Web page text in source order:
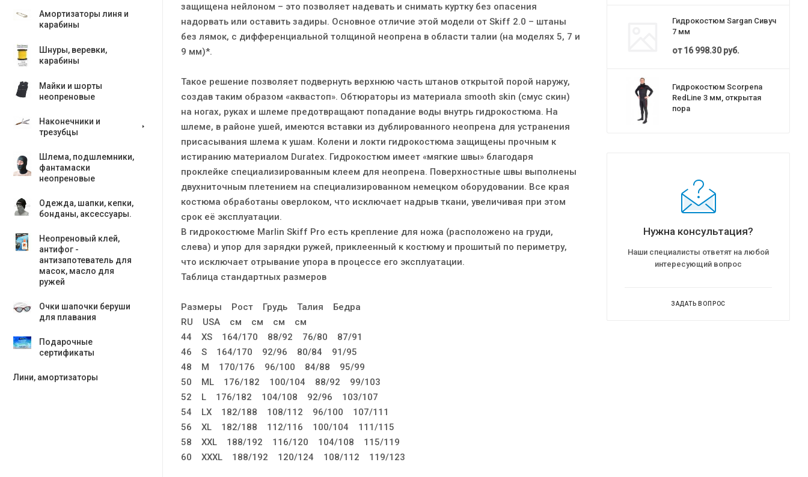
Амортизаторы линя и
карабины
Шнуры, веревки,
карабины
Майки и шорты
неопреновые
Наконечники и
трезубцы
Шлема, подшлемники,
фантамаски
неопреновые
Одежда, шапки, кепки,
бонданы, аксесcуары.
Неопреновый клей,
антифог -
антизапотеватель для
масок, масло для
ружей
Очки шапочки беруши
для плавания
Подарочные
сертификаты
Лини, амортизаторы
защищена нейлоном – это позволяет надевать и снимать куртку без опасения
надорвать или оставить задиры. Основное отличие этой модели от Skiff 2.0 – штаны
без лямок, с дифференциальной толщиной неопрена в области талии (на моделях 5, 7 и
9 мм)*.
Такое решение позволяет подвернуть верхнюю часть штанов открытой порой наружу,
создав таким образом «аквастоп». Обтюраторы из материала smooth skin (смус скин)
на ногах, руках и шлеме предотвращают попадание воды внутрь гидрокостюма. На
шлеме, в районе ушей, имеются вставки из дублированного неопрена для устранения
присасывания шлема к ушам. Колени и локти гидрокостюма защищены прочным к
истиранию материалом Duratex. Гидрокостюм имеет «мягкие швы» благодаря
проклейке специализированным клеем для неопрена. Поверхностные швы выполнены
двухниточным плетением на специализированном немецком оборудовании. Все края
костюма обработаны оверлоком, что исключает надрыв ткани, увеличивая при этом
срок её эксплуатации.
В гидрокостюме Marlin Skiff Pro есть крепление для ножа (расположено на груди,
слева) и упор для зарядки ружей, приклеенный к костюму и прошитый по периметру,
что исключает отрывание упора в процессе его эксплуатации.
Таблица стандартных размеров
Размеры Рост Грудь Талия Бедра
RU USA см см см cм
44 XS 164/170 88/92 76/80 87/91
46 S 164/170 92/96 80/84 91/95
48 M 170/176 96/100 84/88 95/99
50 ML 176/182 100/104 88/92 99/103
52 L 176/182 104/108 92/96 103/107
54 LX 182/188 108/112 96/100 107/111
56 XL 182/188 112/116 100/104 111/115
58 XXL 188/192 116/120 104/108 115/119
60 XXXL 188/192 120/124 108/112 119/123
Гидрокостюм Sargan Сивуч
7 мм
от16 998.30 руб.
Гидрокостюм Scorpena
RedLine 3 мм, открытая
пора
Нужна консультация?
Наши специалисты ответят на любой
интересующий вопрос
ЗАДАТЬ ВОПРОС